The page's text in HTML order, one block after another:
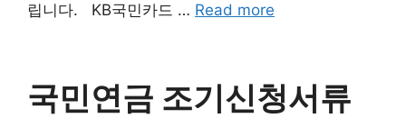
립니다. KB국민카드 … Read more
국민연금 조기신청서류